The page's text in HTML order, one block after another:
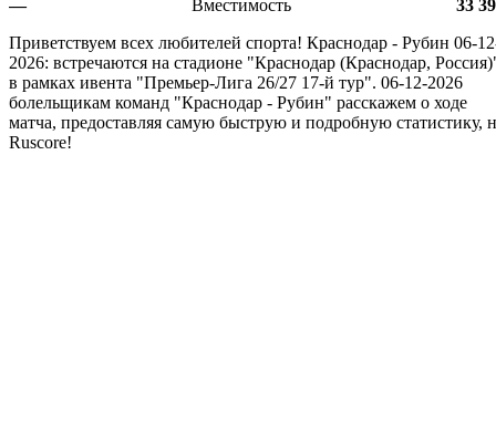
—
Вместимость
33
Приветствуем всех любителей спорта! Краснодар - Рубин 06-
2026: встречаются на стадионе "Краснодар (Краснодар,
в рамках ивента "Премьер-Лига 26/27 17-й тур". 06-12-2026
болельщикам команд "Краснодар - Рубин" расскажем о ходе
матча, предоставляя самую быструю и подробную статистику,
Ruscore!